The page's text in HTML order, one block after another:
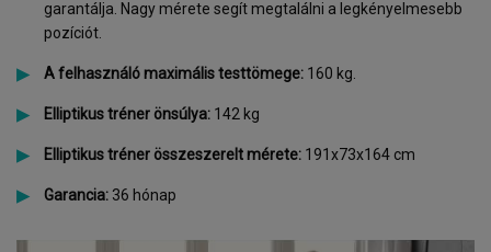
garantálja. Nagy mérete segít megtalálni a legkényelmesebb
pozíciót.
A felhasználó maximális testtömege: 160 kg.
Elliptikus tréner önsúlya: 142 kg
Elliptikus tréner összeszerelt mérete: 191x73x164 cm
Garancia: 36 hónap